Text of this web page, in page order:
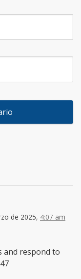
de 2025, 4:07 am
and respond to